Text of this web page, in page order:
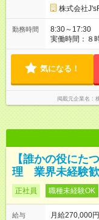
株式会社
勤務時間
8:30～17:30
実働時間：８
ての時差出勤
気になる！
掲載元企業名
【誰かの役にた
理 業界未経験
正社員 職種未経験OK
給与
月給270,000